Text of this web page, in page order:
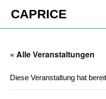
content
CAPRICE
« Alle Veranstaltungen
Diese Veranstaltung hat